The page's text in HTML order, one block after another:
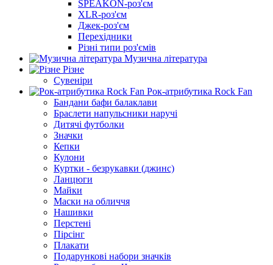
SPEAKON-роз'єм
XLR-роз'єм
Джек-роз'єм
Перехідники
Різні типи роз'ємів
Музична література
Різне
Сувеніри
Рок-атрибутика Rock Fan
Бандани бафи балаклави
Браслети напульсники наручі
Дитячі футболки
Значки
Кепки
Кулони
Куртки - безрукавки (джинс)
Ланцюги
Майки
Маски на обличчя
Нашивки
Перстені
Пірсінг
Плакати
Подарункові набори значків